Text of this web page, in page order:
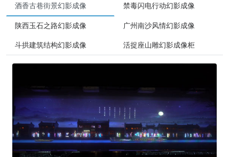
酒香古巷街景幻影成像 禁毒闪电行动幻影成像
陕西玉石之路幻影成像 广州南沙风情幻影成像
斗拱建筑结构幻影成像 活捉座山雕幻影成像柜